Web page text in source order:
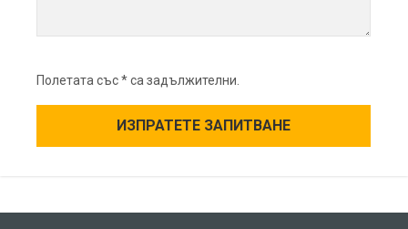
Полетата със * са задължителни.